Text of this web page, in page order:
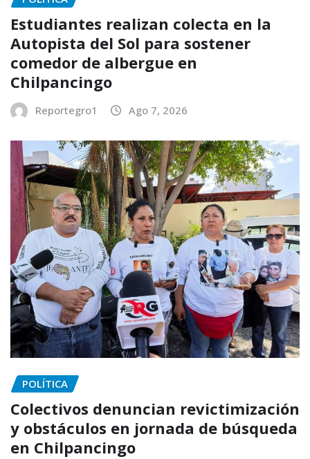
Estudiantes realizan colecta en la
Autopista del Sol para sostener
comedor de albergue en
Chilpancingo
Reportegro1 Ago 7, 2026
POLÍTICA
Colectivos denuncian revictimización
y obstáculos en jornada de búsqueda
en Chilpancingo